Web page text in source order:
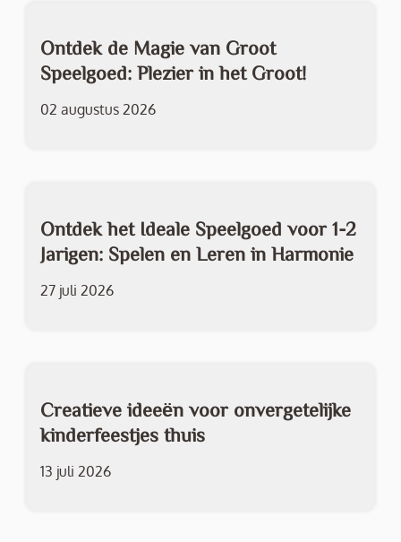
Ontdek de Magie van Groot
Speelgoed: Plezier in het Groot!
02 augustus 2026
Ontdek het Ideale Speelgoed voor 1-2
Jarigen: Spelen en Leren in Harmonie
27 juli 2026
Creatieve ideeën voor onvergetelijke
kinderfeestjes thuis
13 juli 2026